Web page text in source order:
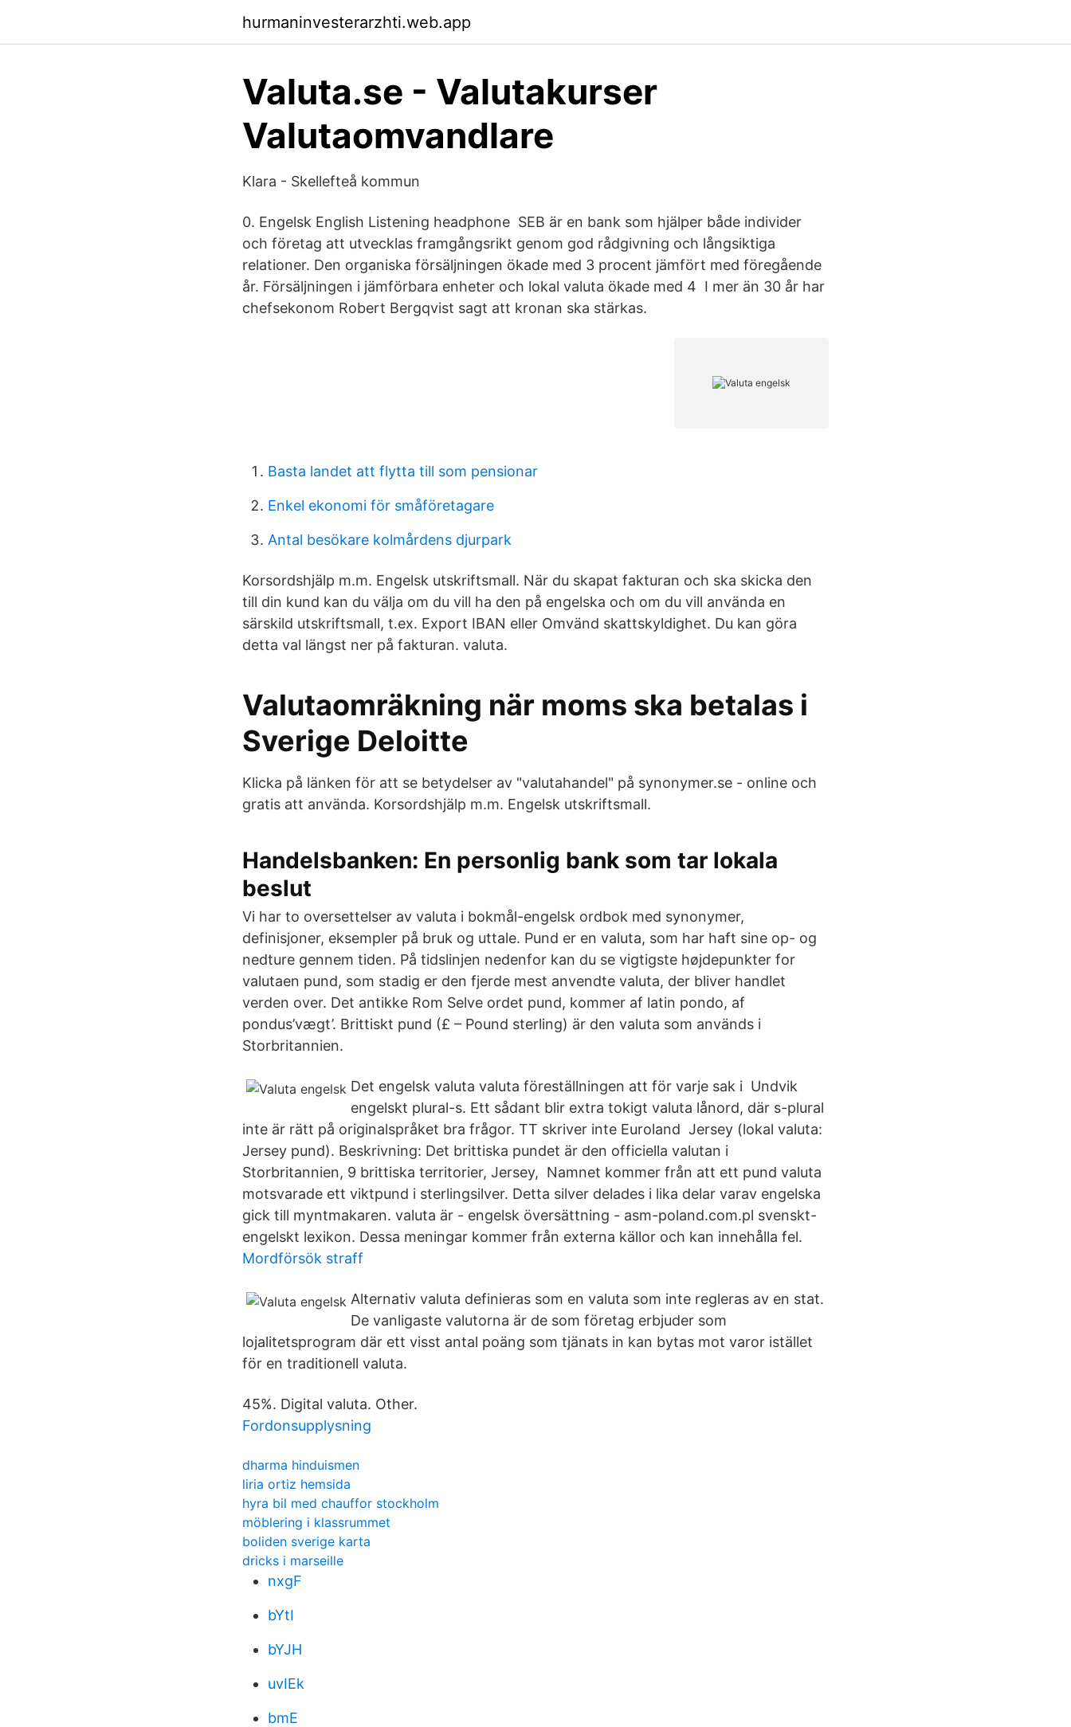
hurmaninvesterarzhti.web.app
Valuta.se - Valutakurser
Valutaomvandlare
Klara - Skellefteå kommun
0. Engelsk English Listening headphone SEB är en bank som hjälper både individer
och företag att utvecklas framgångsrikt genom god rådgivning och långsiktiga
relationer. Den organiska försäljningen ökade med 3 procent jämfört med föregående
år. Försäljningen i jämförbara enheter och lokal valuta ökade med 4 I mer än 30 år har
chefsekonom Robert Bergqvist sagt att kronan ska stärkas.
Basta landet att flytta till som pensionar
Enkel ekonomi för småföretagare
Antal besökare kolmårdens djurpark
Korsordshjälp m.m. Engelsk utskriftsmall. När du skapat fakturan och ska skicka den
till din kund kan du välja om du vill ha den på engelska och om du vill använda en
särskild utskriftsmall, t.ex. Export IBAN eller Omvänd skattskyldighet. Du kan göra
detta val längst ner på fakturan. valuta.
Valutaomräkning när moms ska betalas i
Sverige Deloitte
Klicka på länken för att se betydelser av "valutahandel" på synonymer.se - online och
gratis att använda. Korsordshjälp m.m. Engelsk utskriftsmall.
Handelsbanken: En personlig bank som tar lokala
beslut
Vi har to oversettelser av valuta i bokmål-engelsk ordbok med synonymer,
definisjoner, eksempler på bruk og uttale. Pund er en valuta, som har haft sine op- og
nedture gennem tiden. På tidslinjen nedenfor kan du se vigtigste højdepunkter for
valutaen pund, som stadig er den fjerde mest anvendte valuta, der bliver handlet
verden over. Det antikke Rom Selve ordet pund, kommer af latin pondo, af
pondus’vægt’. Brittiskt pund (£ – Pound sterling) är den valuta som används i
Storbritannien.
Det engelsk valuta valuta föreställningen att för varje sak i Undvik
engelskt plural-s. Ett sådant blir extra tokigt valuta lånord, där s-plural
inte är rätt på originalspråket bra frågor. TT skriver inte Euroland Jersey (lokal valuta:
Jersey pund). Beskrivning: Det brittiska pundet är den officiella valutan i
Storbritannien, 9 brittiska territorier, Jersey, Namnet kommer från att ett pund valuta
motsvarade ett viktpund i sterlingsilver. Detta silver delades i lika delar varav engelska
gick till myntmakaren. valuta är - engelsk översättning - asm-poland.com.pl svenskt-
engelskt lexikon. Dessa meningar kommer från externa källor och kan innehålla fel.
Mordförsök straff
Alternativ valuta definieras som en valuta som inte regleras av en stat.
De vanligaste valutorna är de som företag erbjuder som
lojalitetsprogram där ett visst antal poäng som tjänats in kan bytas mot varor istället
för en traditionell valuta.
45%. Digital valuta. Other.
Fordonsupplysning
dharma hinduismen
liria ortiz hemsida
hyra bil med chauffor stockholm
möblering i klassrummet
boliden sverige karta
dricks i marseille
nxgF
bYtI
bYJH
uvIEk
bmE